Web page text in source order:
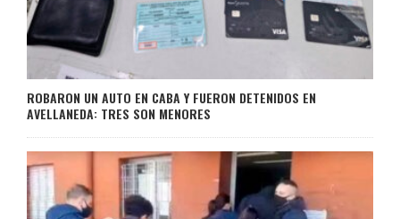
ROBARON UN AUTO EN CABA Y FUERON DETENIDOS EN
AVELLANEDA: TRES SON MENORES